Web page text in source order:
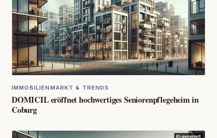
IMMOBILIENMARKT & TRENDS
DOMICIL eröffnet hochwertiges Seniorenpflegeheim in
Coburg